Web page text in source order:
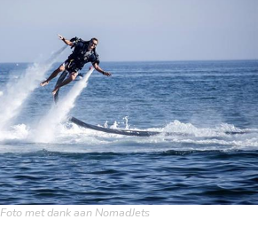
Foto met dank aan NomadJets